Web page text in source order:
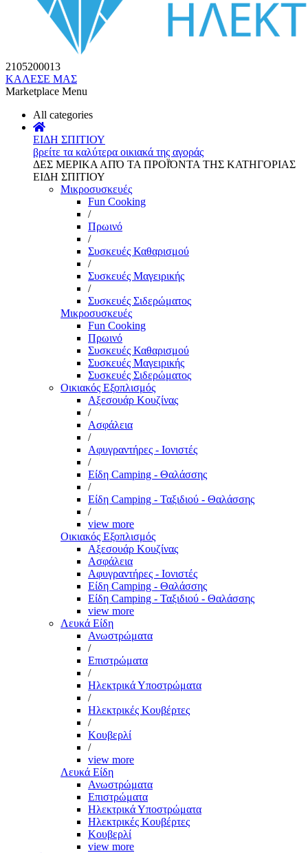
2105200013
ΚΑΛΕΣΕ ΜΑΣ
Marketplace Menu
All categories
ΕΙΔΗ ΣΠΙΤΙΟΥ
βρείτε τα καλύτερα οικιακά της αγοράς
ΔΕΣ ΜΕΡΙΚΑ ΑΠΌ ΤΑ ΠΡΟΪΌΝΤΑ ΤΗΣ ΚΑΤΗΓΟΡΙΑΣ
ΕΙΔΗ ΣΠΙΤΙΟΥ
Μικροσυσκευές
Fun Cooking
/
Πρωινό
/
Συσκευές Καθαρισμού
/
Συσκευές Μαγειρικής
/
Συσκευές Σιδερώματος
Μικροσυσκευές
Fun Cooking
Πρωινό
Συσκευές Καθαρισμού
Συσκευές Μαγειρικής
Συσκευές Σιδερώματος
Οικιακός Εξοπλισμός
Αξεσουάρ Κουζίνας
/
Ασφάλεια
/
Αφυγραντήρες - Ιονιστές
/
Είδη Camping - Θαλάσσης
/
Είδη Camping - Ταξιδιού - Θαλάσσης
/
view more
Οικιακός Εξοπλισμός
Αξεσουάρ Κουζίνας
Ασφάλεια
Αφυγραντήρες - Ιονιστές
Είδη Camping - Θαλάσσης
Είδη Camping - Ταξιδιού - Θαλάσσης
view more
Λευκά Είδη
Ανωστρώματα
/
Επιστρώματα
/
Ηλεκτρικά Υποστρώματα
/
Ηλεκτρικές Κουβέρτες
/
Κουβερλί
/
view more
Λευκά Είδη
Ανωστρώματα
Επιστρώματα
Ηλεκτρικά Υποστρώματα
Ηλεκτρικές Κουβέρτες
Κουβερλί
view more